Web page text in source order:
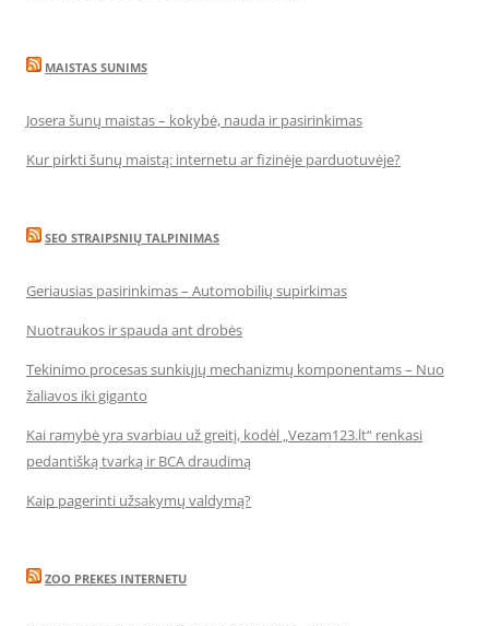
MAISTAS SUNIMS
Josera šunų maistas – kokybė, nauda ir pasirinkimas
Kur pirkti šunų maistą: internetu ar fizinėje parduotuvėje?
SEO STRAIPSNIŲ TALPINIMAS
Geriausias pasirinkimas – Automobilių supirkimas
Nuotraukos ir spauda ant drobės
Tekinimo procesas sunkiųjų mechanizmų komponentams – Nuo
žaliavos iki giganto
Kai ramybė yra svarbiau už greitį, kodėl „Vezam123.lt“ renkasi
pedantišką tvarką ir BCA draudimą
Kaip pagerinti užsakymų valdymą?
ZOO PREKES INTERNETU